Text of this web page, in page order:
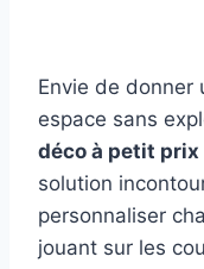
Envie de donner
espace sans
déco à petit prix
solution
personnaliser
jouant sur les